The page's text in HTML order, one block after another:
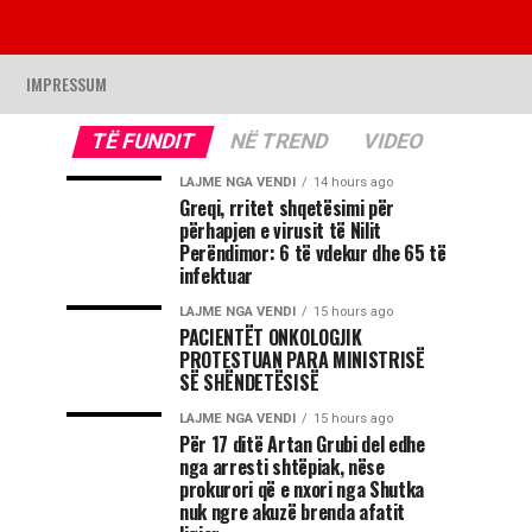
IMPRESSUM
TË FUNDIT NË TREND VIDEO
LAJME NGA VENDI 14 hours ago
Greqi, rritet shqetësimi për
përhapjen e virusit të Nilit
Perëndimor: 6 të vdekur dhe 65 të
infektuar
LAJME NGA VENDI 15 hours ago
PACIENTËT ONKOLOGJIK
PROTESTUAN PARA MINISTRISË
SË SHËNDETËSISË
LAJME NGA VENDI 15 hours ago
Për 17 ditë Artan Grubi del edhe
nga arresti shtëpiak, nëse
prokurori që e nxori nga Shutka
nuk ngre akuzë brenda afatit